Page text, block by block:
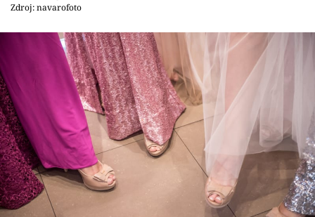
Videa
Sledujte prima+
Přihlášení
Sledujte nás
Zdroj: navarofoto